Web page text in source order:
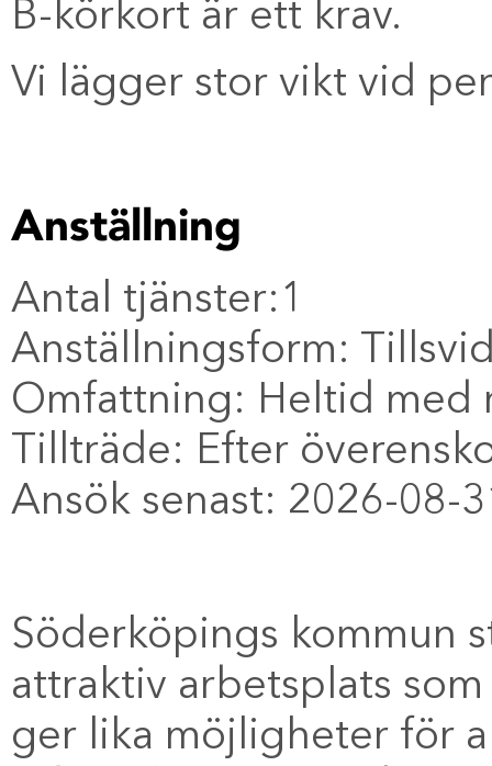
B-körkort är ett krav.
Vi lägger stor vikt vid
Anställning
Antal tjänster:1
Anställningsform:
Omfattning: Heltid
Tillträde: Efter
Ansök senast: 2026-08-
Söderköpings kommun
attraktiv arbetsplats
ger lika möjligheter för